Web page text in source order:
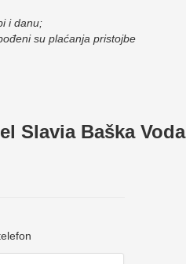
i danu;
su plaćanja pristojbe
Slavia Baška Voda